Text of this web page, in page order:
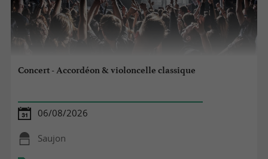
Concert - Accordéon & violoncelle classique
06/08/2026
Saujon